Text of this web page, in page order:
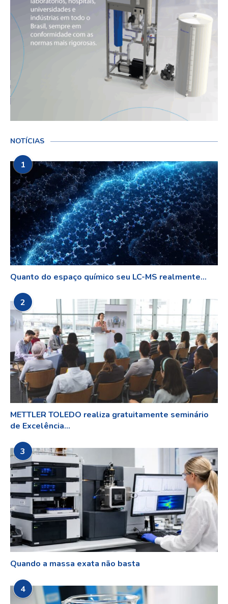
NOTÍCIAS
1
Quanto do espaço químico seu LC-MS realmente...
2
METTLER TOLEDO realiza gratuitamente seminário
de Excelência...
3
Quando a massa exata não basta
4